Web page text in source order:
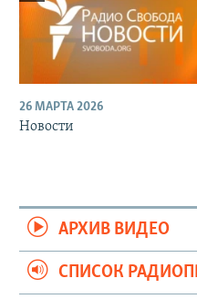
26 МАРТА 2026
Новости
АРХИВ ВИДЕО
СПИСОК